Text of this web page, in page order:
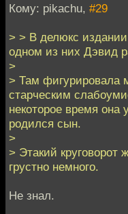
Кому: pikachu, #29
> > В делюкс
одном из них Дэвид
>
> Там фигурировала
старческим
некоторое время она
родился сын.
>
> Этакий круговорот
грустно немного.
Не знал.